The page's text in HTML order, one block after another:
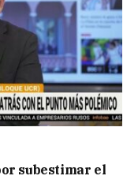
subestimar el